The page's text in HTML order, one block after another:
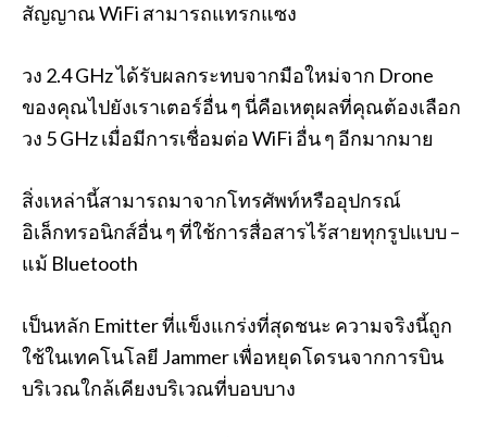
สัญญาณ WiFi สามารถแทรกแซง
วง 2.4 GHz ได้รับผลกระทบจากมือใหม่จาก Drone
ของคุณไปยังเราเตอร์อื่น ๆ นี่คือเหตุผลที่คุณต้องเลือก
วง 5 GHz เมื่อมีการเชื่อมต่อ WiFi อื่น ๆ อีกมากมาย
สิ่งเหล่านี้สามารถมาจากโทรศัพท์หรืออุปกรณ์
อิเล็กทรอนิกส์อื่น ๆ ที่ใช้การสื่อสารไร้สายทุกรูปแบบ –
แม้ Bluetooth
เป็นหลัก Emitter ที่แข็งแกร่งที่สุดชนะ ความจริงนี้ถูก
ใช้ในเทคโนโลยี Jammer เพื่อหยุดโดรนจากการบิน
บริเวณใกล้เคียงบริเวณที่บอบบาง